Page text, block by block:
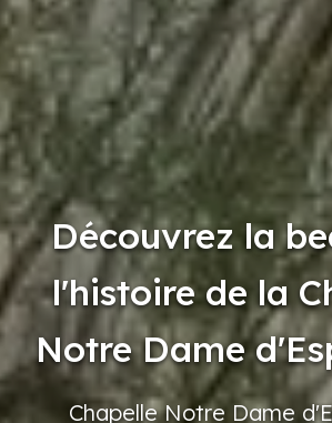
Découvrez la
l'histoire de la
Notre Dame
Chapelle Notre Dame